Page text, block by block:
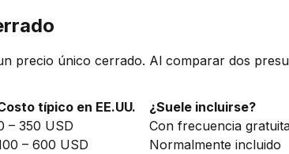
precio único cerrado. Al comparar dos
típico en EE.UU.
¿Suele incluirse?
– 350 USD
Con frecuencia
– 600 USD
Normalmente incluido